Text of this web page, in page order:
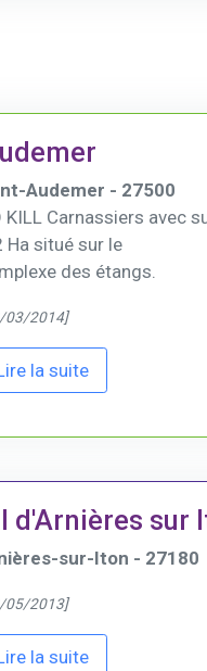
Audemer - 27500
KILL Carnassiers avec
Ha situé sur le
des étangs.
03/2014]
la suite
d'Arnières sur
sur-Iton - 27180
05/2013]
la suite